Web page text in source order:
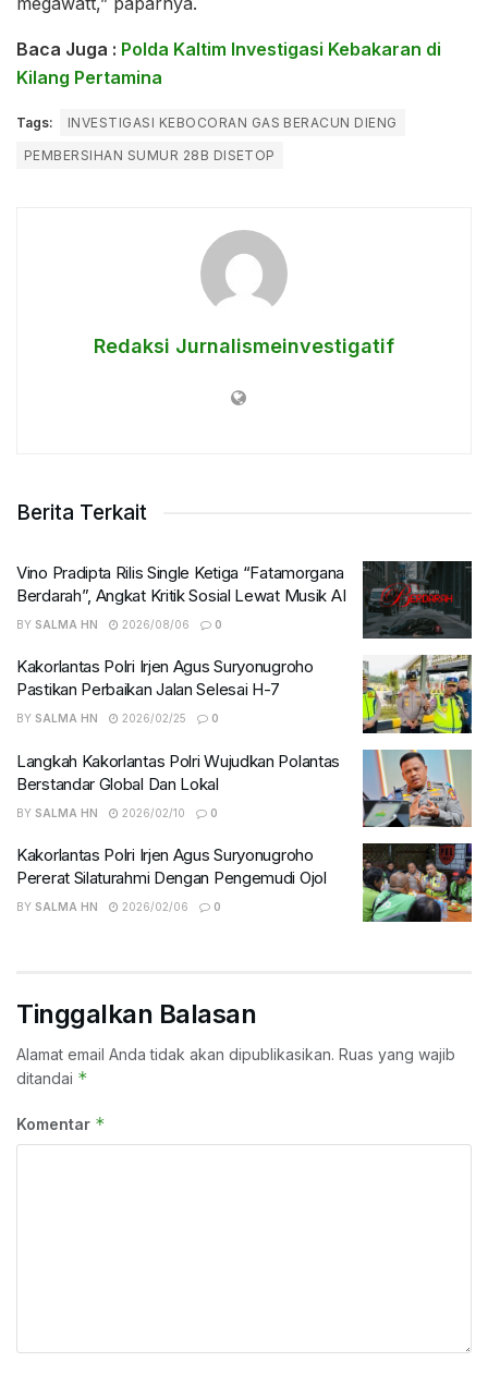
Baca Juga : Polda Kaltim Investigasi Kebakaran di
Kilang Pertamina
Tags:
INVESTIGASI KEBOCORAN GAS BERACUN DIENG
PEMBERSIHAN SUMUR 28B DISETOP
Redaksi Jurnalismeinvestigatif
Berita Terkait
Vino Pradipta Rilis Single Ketiga “Fatamorgana
Berdarah”, Angkat Kritik Sosial Lewat Musik AI
BY SALMA HN 2026/08/06 0
Kakorlantas Polri Irjen Agus Suryonugroho
Pastikan Perbaikan Jalan Selesai H-7
BY SALMA HN 2026/02/25 0
Langkah Kakorlantas Polri Wujudkan Polantas
Berstandar Global Dan Lokal
BY SALMA HN 2026/02/10 0
Kakorlantas Polri Irjen Agus Suryonugroho
Pererat Silaturahmi Dengan Pengemudi Ojol
BY SALMA HN 2026/02/06 0
Tinggalkan Balasan
Alamat email Anda tidak akan dipublikasikan. Ruas yang wajib
ditandai *
Komentar *